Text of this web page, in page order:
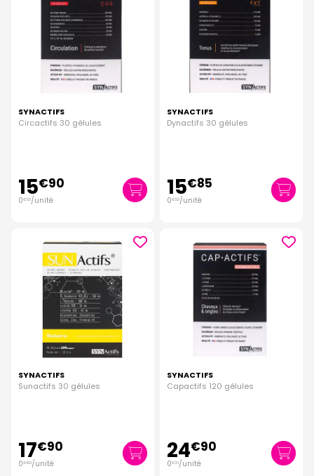
SYNACTIFS
Circactifs 30 gélules
15€90
0€53/unité
SYNACTIFS
Dynactifs 30 gélules
15€85
0€53/unité
SYNACTIFS
Sunactifs 30 gélules
17€90
0€60/unité
SYNACTIFS
Capactifs 120 gélules
24€90
0€21/unité